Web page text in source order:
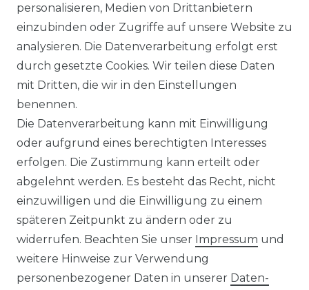
langarm Hemd verschiedene
Farben (006050)
UVP 49,99 €
ab 47,99 € *
Impressum Daten­schutz­erklärung
personalisieren, Medien von Drittanbietern
einzubinden oder Zugriffe auf unsere Website zu
analysieren. Die Datenverarbeitung erfolgt erst
durch gesetzte Cookies. Wir teilen diese Daten
mit Dritten, die wir in den Einstellungen
benennen.
Die Datenverarbeitung kann mit Einwilligung
oder aufgrund eines berechtigten Interesses
erfolgen. Die Zustimmung kann erteilt oder
abgelehnt werden. Es besteht das Recht, nicht
einzuwilligen und die Einwilligung zu einem
späteren Zeitpunkt zu ändern oder zu
widerrufen. Beachten Sie unser Impressum und
weitere Hinweise zur Verwendung
personenbezogener Daten in unserer Daten­